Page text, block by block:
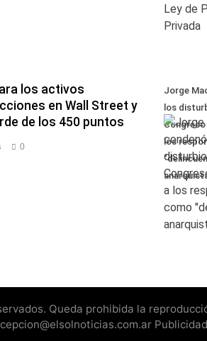
los activos
en Wall Street y
de los 450 puntos
0
Jorge
los
los
Queda prohibida la